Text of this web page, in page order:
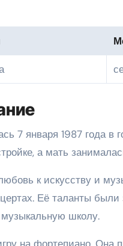
7 января 1987 года в
а мать
к искусству и
Её таланты
школу.